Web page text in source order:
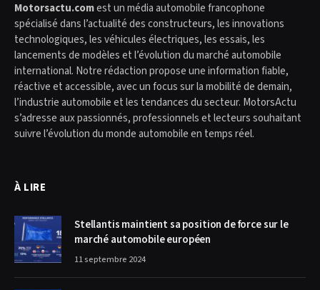
Motorsactu.comest un média automobile francophone
spécialisé dans l’actualité des constructeurs, les innovations
technologiques, les véhicules électriques, les essais, les
lancements de modèles et l’évolution du marché automobile
international. Notre rédaction propose une information fiable,
réactive et accessible, avec un focus sur la mobilité de demain,
l’industrie automobile et les tendances du secteur. MotorsActu
s’adresse aux passionnés, professionnels et lecteurs souhaitant
suivre l’évolution du monde automobile en temps réel.
À LIRE
Stellantis maintient sa position de force sur le
marché automobile européen
11 septembre 2024